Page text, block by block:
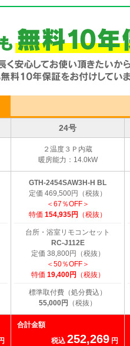
24号
２温度３Ｐ内蔵
暖房能力：14.0kW
GTH-2454SAW3H-H BL
定価 469,500円（税抜）
＜67％OFF＞
特価 154,935円 （税抜）
台所・浴室リモコンセット
RC-J112E
定価 38,800円（税抜）
＜50％OFF＞
特価 19,400円 （税抜）
標準取付費（処分費込）
55,000円
（税抜）
合計金額
税込 252,269 円